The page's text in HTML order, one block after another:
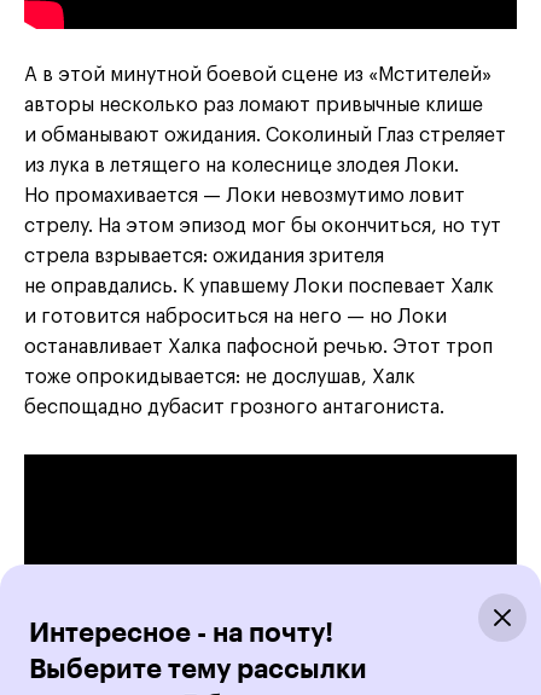
А в этой минутной боевой сцене из «Мстителей»
авторы несколько раз ломают привычные клише
и обманывают ожидания. Соколиный Глаз стреляет
из лука в летящего на колеснице злодея Локи.
Но промахивается — Локи невозмутимо ловит
стрелу. На этом эпизод мог бы окончиться, но тут
стрела взрывается: ожидания зрителя
не оправдались. К упавшему Локи поспевает Халк
и готовится наброситься на него — но Локи
останавливает Халка пафосной речью. Этот троп
тоже опрокидывается: не дослушав, Халк
беспощадно дубасит грозного антагониста.
Интересное - на почту!
Выберите тему рассылки